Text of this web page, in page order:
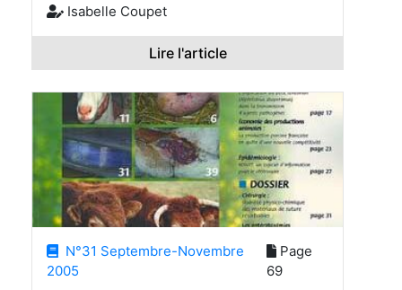
Isabelle Coupet
Lire l'article
N°31 Septembre-Novembre
2005
Page
69